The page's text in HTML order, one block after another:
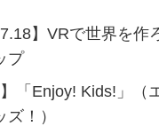
】VRで世界を作
プ
「Enjoy! Kids!」（
ズ！）